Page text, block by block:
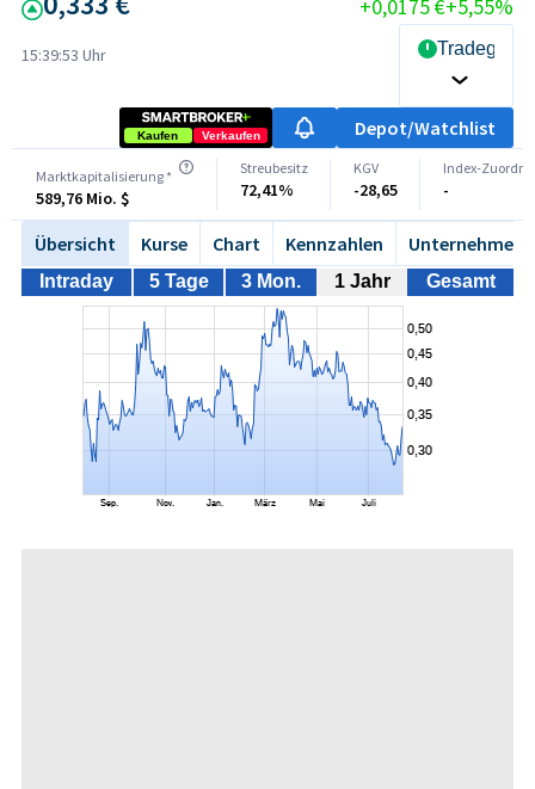
+0,0175 €+5,55%
15:39:53 Uhr Tradegate
Kaufen Verkaufen Depot/Watchlist
Marktkapitalisierung *
589,76 Mio. $
Streubesitz
72,41%
KGV
-28,65
Index-
-
Übersicht Kurse Chart Kennzahlen Unternehmen
Intraday 5 Tage 3 Mon. 1 Jahr Gesamt